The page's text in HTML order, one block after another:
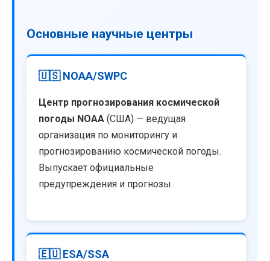
Основные научные центры
🇺🇸 NOAA/SWPC
Центр прогнозирования космической
погоды NOAA (США) — ведущая
организация по мониторингу и
прогнозированию космической погоды.
Выпускает официальные
предупреждения и прогнозы.
🇪🇺 ESA/SSA